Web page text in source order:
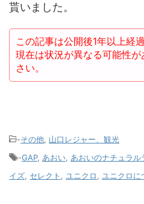
貰いました。
この記事は公開後1年以上経
現在は状況が異なる可能性
さい。
-その他 山口レジャー、観光
-GAP, あおい あおいのナチュラル
イズ セレクト ユニクロ ユニクロに